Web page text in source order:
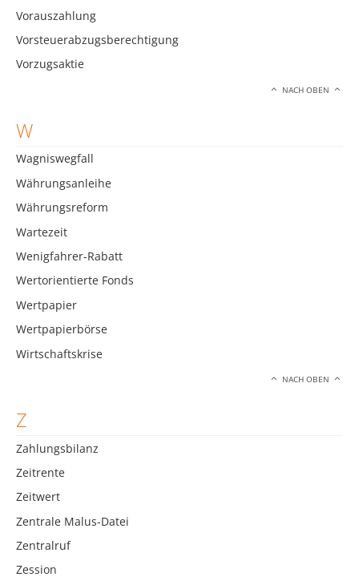
Vorauszahlung
Vorsteuerabzugsberechtigung
Vorzugsaktie
NACH OBEN
W
Wagniswegfall
Währungsanleihe
Währungsreform
Wartezeit
Wenigfahrer-Rabatt
Wertorientierte Fonds
Wertpapier
Wertpapierbörse
Wirtschaftskrise
NACH OBEN
Z
Zahlungsbilanz
Zeitrente
Zeitwert
Zentrale Malus-Datei
Zentralruf
Zession